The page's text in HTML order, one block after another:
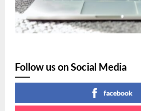
Follow us on Social Media
facebook